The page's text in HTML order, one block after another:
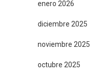
enero 2026
diciembre 2025
noviembre 2025
octubre 2025